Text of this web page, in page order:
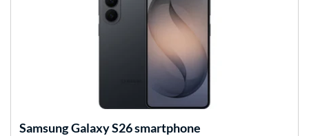
SamsungGalaxy S26 smartphone